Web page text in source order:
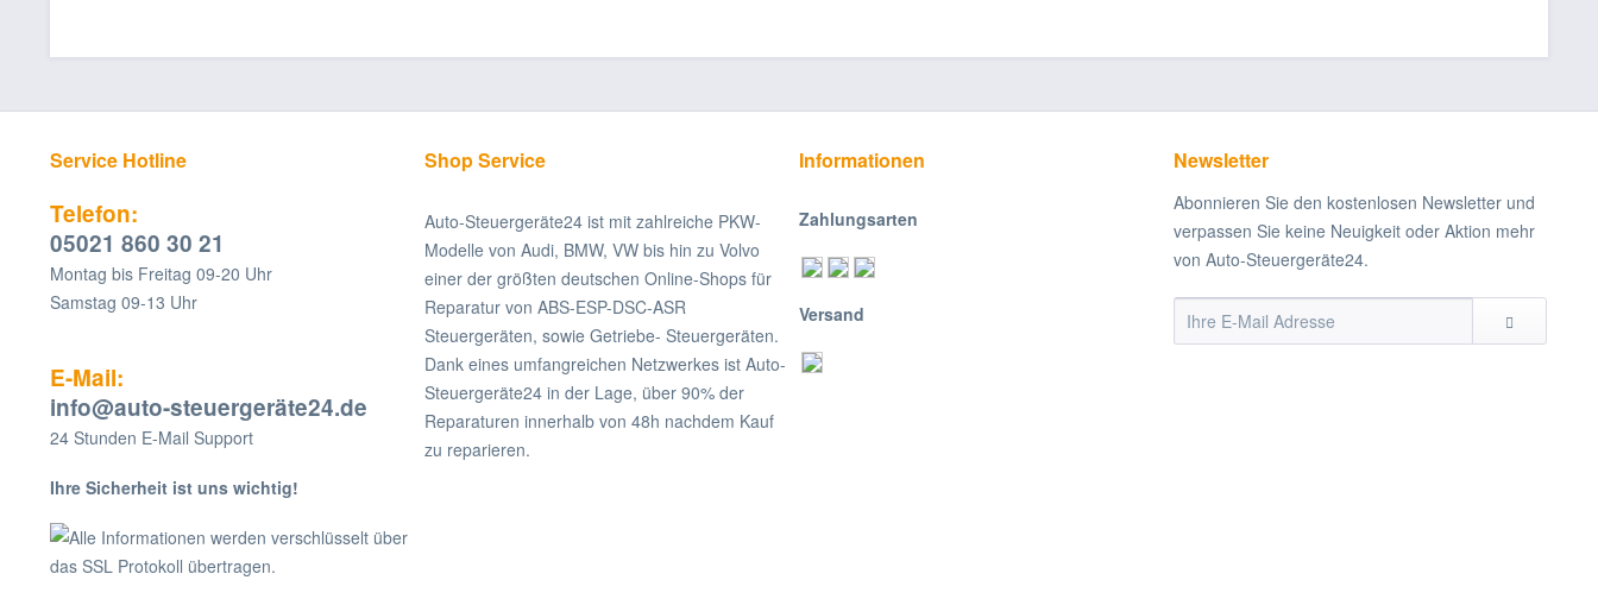
Service Hotline
Telefon:
05021 860 30 21
Montag bis Freitag 09-20 Uhr
Samstag 09-13 Uhr
E-Mail:
info@auto-steuergeräte24.de
24 Stunden E-Mail Support
Ihre Sicherheit ist uns wichtig!
Alle Informationen werden verschlüsselt über
das SSL Protokoll übertragen.
Shop Service
Auto-Steuergeräte24 ist mit zahlreiche PKW-
Modelle von Audi, BMW, VW bis hin zu Volvo
einer der größten deutschen Online-Shops für
Reparatur von ABS-ESP-DSC-ASR
Steuergeräten, sowie Getriebe- Steuergeräten.
Dank eines umfangreichen Netzwerkes ist Auto-
Steuergeräte24 in der Lage, über 90% der
Reparaturen innerhalb von 48h nachdem Kauf
zu reparieren.
Informationen
Zahlungsarten
Versand
Newsletter
Abonnieren Sie den kostenlosen Newsletter und
verpassen Sie keine Neuigkeit oder Aktion mehr
von Auto-Steuergeräte24.